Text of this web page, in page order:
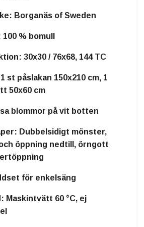
Borganäs of Sweden
100 % bomull
30x30 / 76x68, 144 TC
1 st påslakan 150x210 cm, 1
50x60 cm
blommor på vit botten
Dubbelsidigt mönster,
öppning nedtill, örngott
för enkelsäng
Maskintvätt 60 °C, ej